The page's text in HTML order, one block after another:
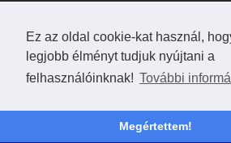
Ez az oldal cookie-kat használ,
legjobb élményt tudjuk nyújtani a
felhasználóinknak! További
Megértettem!
- Tetszik az oldal? Segíts,
Kapcsolat, médiaajánlat- Lépj velünk
Használd a tooltipünket- A saját oldaladon is!
© 2013 - 2026 Hearthstone Hungary v31.3.0. - Borovi